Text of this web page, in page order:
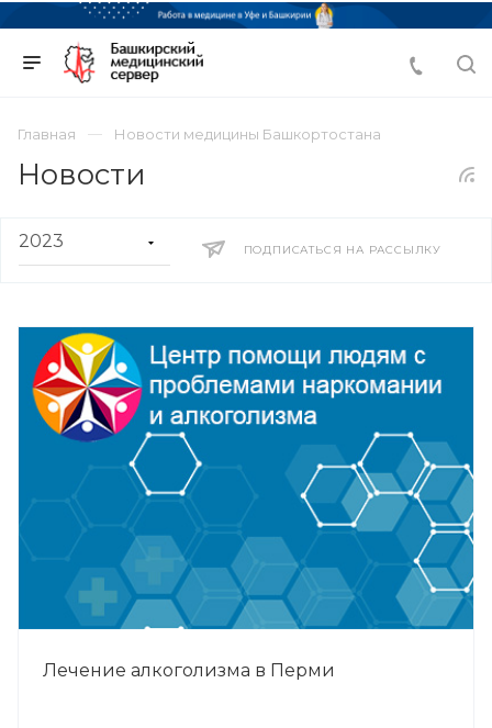
Главная Новости медицины Башкортостана
Новости
ПОДПИСАТЬСЯ НА РАССЫЛКУ
Лечение алкоголизма в Перми